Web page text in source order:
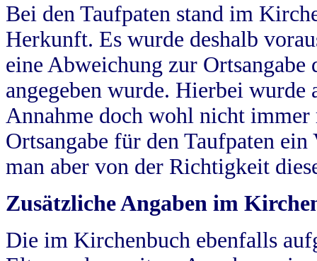
Bei den Taufpaten stand im
Herkunft. Es wurde deshalb
eine Abweichung zur
angegeben wurde. Hierbei wurde
Annahme doch wohl nicht
Ortsangabe für den Taufpaten
man aber von der Richtigkeit
Zusätzliche Angaben im
Die im Kirchenbuch ebenfalls